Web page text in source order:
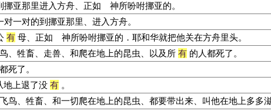
挪亚那里进入方舟、正如 神所吩咐挪亚的。
一对的到挪亚那里、进入方舟。
有 母、正如 神所吩咐挪亚的．耶和华就把他关在方舟里头。
、牲畜、走兽、和爬在地上的昆虫、以及所 有 的人都死了。
死了。
地上退了没 有 。
鸟、牲畜、和一切爬在地上的昆虫、都要带出来、叫他在地上多多